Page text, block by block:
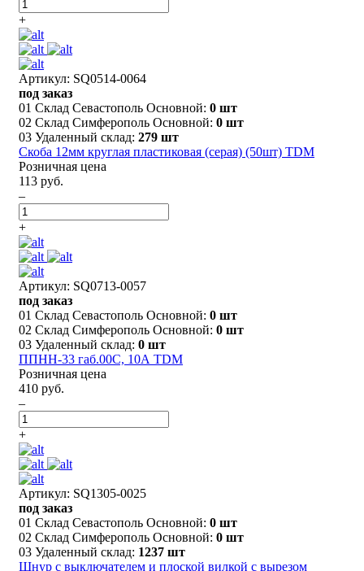
+
Артикул: SQ0514-0064
под заказ
01 Склад Севастополь Основной: 0 шт
02 Склад Симферополь Основной: 0 шт
03 Удаленный склад: 279 шт
Скоба 12мм круглая пластиковая (серая) (50шт) TDM
Розничная цена
113 руб.
–
+
Артикул: SQ0713-0057
под заказ
01 Склад Севастополь Основной: 0 шт
02 Склад Симферополь Основной: 0 шт
03 Удаленный склад: 0 шт
ППНН-33 габ.00C, 10А TDM
Розничная цена
410 руб.
–
+
Артикул: SQ1305-0025
под заказ
01 Склад Севастополь Основной: 0 шт
02 Склад Симферополь Основной: 0 шт
03 Удаленный склад: 1237 шт
Шнур с выключателем и плоской вилкой с вырезом